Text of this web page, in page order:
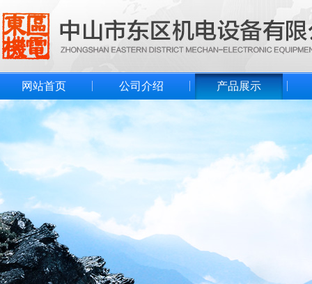
网站首页 公司介绍 产品展示